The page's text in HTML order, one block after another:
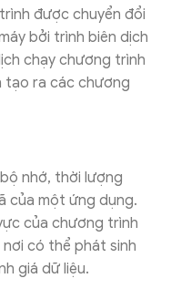
được chuyển đổi
bởi trình biên dịch
chạy chương trình
tạo ra các chương
nhớ, thời lượng
của một ứng dụng.
của chương trình
có thể phát sinh
giá dữ liệu.